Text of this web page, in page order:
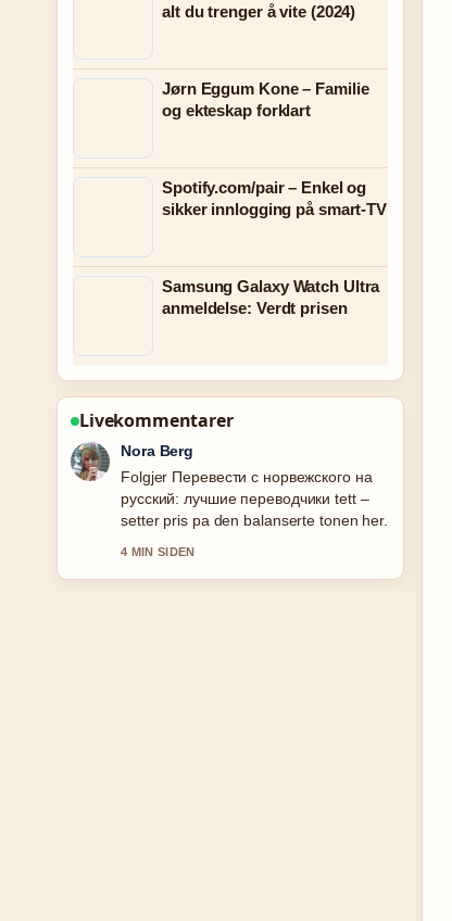
alt du trenger å vite (2024)
Jørn Eggum Kone – Familie
og ekteskap forklart
Spotify.com/pair – Enkel og
sikker innlogging på smart-TV
Samsung Galaxy Watch Ultra
anmeldelse: Verdt prisen
Livekommentarer
Emil Johansen
Nyttig kontekst rundt Mirena spiral
bivirkninger – vekt, psykisk helse....
Hold gjerne denne livestrengen